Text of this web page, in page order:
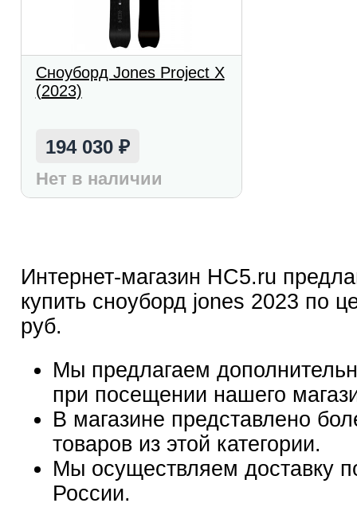
Сноуборд Jones Project X
(2023)
194 030 ₽
Нет в наличии
Интернет-магазин HC5.ru
купить сноуборд jones 2023 по
руб.
Мы предлагаем
при посещении нашего
В магазине представлено
товаров из этой категории.
Мы осуществляем доставку
России.